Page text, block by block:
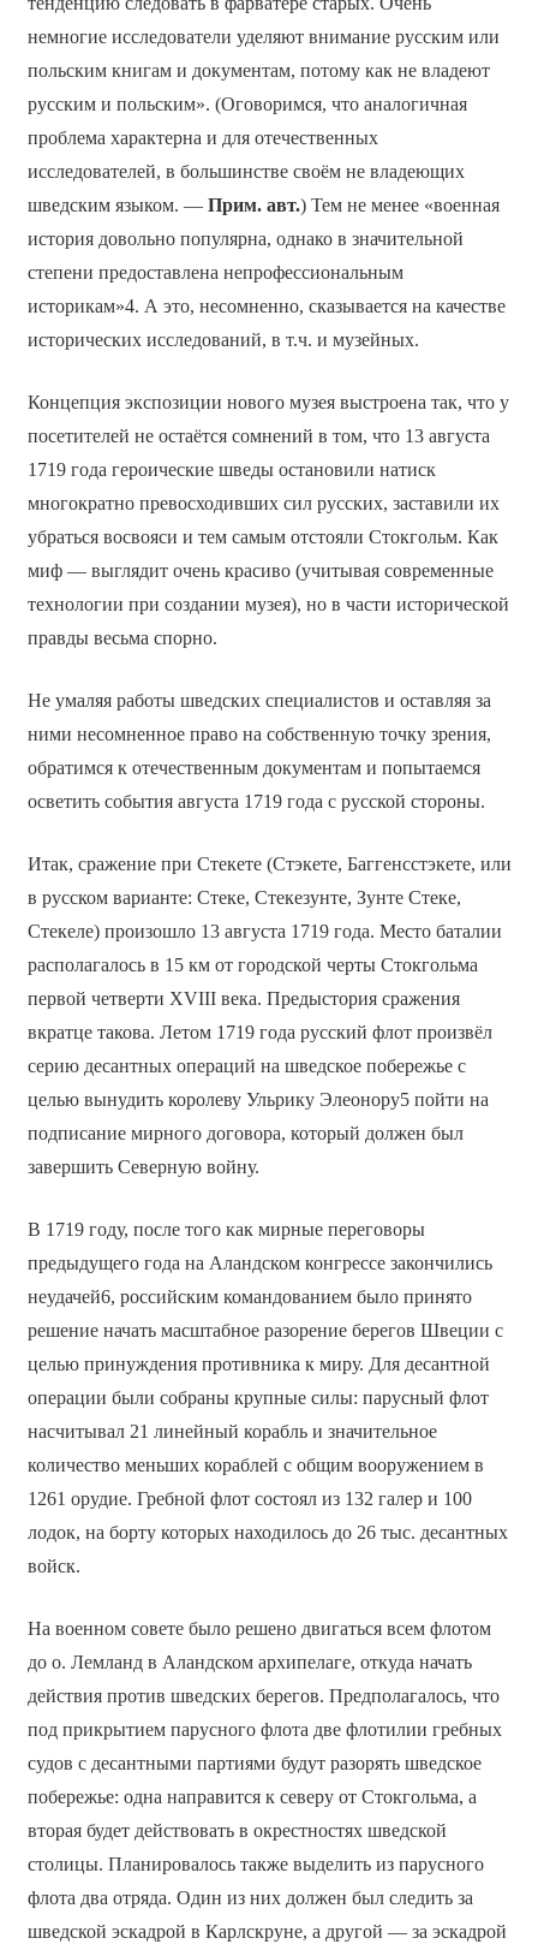
немногие исследователи уделяют внимание русским или
польским книгам и документам, потому как не владеют
русским и польским». (Оговоримся, что аналогичная
проблема характерна и для отечественных
исследователей, в большинстве своём не владеющих
шведским языком. — Прим. авт.) Тем не менее «военная
история довольно популярна, однако в значительной
степени предоставлена непрофессиональным
историкам»4. А это, несомненно, сказывается на качестве
исторических исследований, в т.ч. и музейных.
Концепция экспозиции нового музея выстроена так, что у
посетителей не остаётся сомнений в том, что 13 августа
1719 года героические шведы остановили натиск
многократно превосходивших сил русских, заставили их
убраться восвояси и тем самым отстояли Стокгольм. Как
миф — выглядит очень красиво (учитывая современные
технологии при создании музея), но в части исторической
правды весьма спорно.
Не умаляя работы шведских специалистов и оставляя за
ними несомненное право на собственную точку зрения,
обратимся к отечественным документам и попытаемся
осветить события августа 1719 года с русской стороны.
Итак, сражение при Стекете (Стэкете, Баггенсстэкете, или
в русском варианте: Стеке, Стекезунте, Зунте Стеке,
Стекеле) произошло 13 августа 1719 года. Место баталии
располагалось в 15 км от городской черты Стокгольма
первой четверти XVIII века. Предыстория сражения
вкратце такова. Летом 1719 года русский флот произвёл
серию десантных операций на шведское побережье с
целью вынудить королеву Ульрику Элеонору5 пойти на
подписание мирного договора, который должен был
завершить Северную войну.
В 1719 году, после того как мирные переговоры
предыдущего года на Аландском конгрессе закончились
неудачей6, российским командованием было принято
решение начать масштабное разорение берегов Швеции с
целью принуждения противника к миру. Для десантной
операции были собраны крупные силы: парусный флот
насчитывал 21 линейный корабль и значительное
количество меньших кораблей с общим вооружением в
1261 орудие. Гребной флот состоял из 132 галер и 100
лодок, на борту которых находилось до 26 тыс. десантных
войск.
На военном совете было решено двигаться всем флотом
до о. Лемланд в Аландском архипелаге, откуда начать
действия против шведских берегов. Предполагалось, что
под прикрытием парусного флота две флотилии гребных
судов с десантными партиями будут разорять шведское
побережье: одна направится к северу от Стокгольма, а
вторая будет действовать в окрестностях шведской
столицы. Планировалось также выделить из парусного
флота два отряда. Один из них должен был следить за
шведской эскадрой в Карлскруне, а другой — за эскадрой